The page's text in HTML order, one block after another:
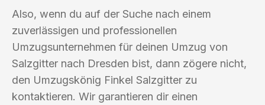
Also, wenn du auf der Suche nach einem
zuverlässigen und professionellen
Umzugsunternehmen für deinen Umzug von
Salzgitter nach Dresden bist, dann zögere nicht,
den Umzugskönig Finkel Salzgitter zu
kontaktieren. Wir garantieren dir einen